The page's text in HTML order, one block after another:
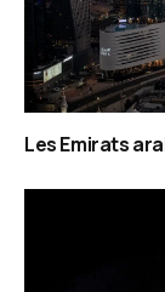
Les Emirats